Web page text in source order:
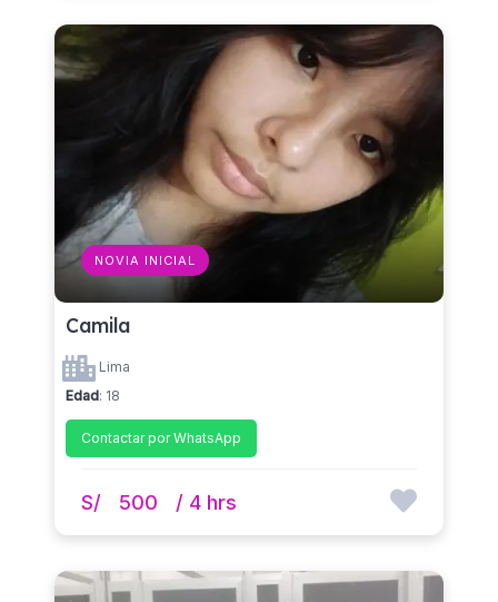
NOVIA INICIAL
Camila
Lima
Edad: 18
Contactar por WhatsApp
S/ 500 / 4 hrs